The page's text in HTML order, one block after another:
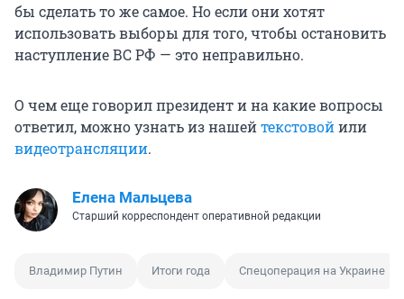
бы сделать то же самое. Но если они хотят
использовать выборы для того, чтобы остановить
наступление ВС РФ — это неправильно.
О чем еще говорил президент и на какие вопросы
ответил, можно узнать из нашейтекстовойили
видеотрансляции.
Елена Мальцева
Старший корреспондент оперативной редакции
Владимир Путин Итоги года Спецоперация на Украине